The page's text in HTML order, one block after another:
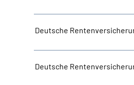
Deutsche
Deutsche